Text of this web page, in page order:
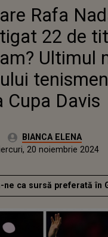
DUPĂ CE A
TITLURI DE
ULTIMUL MECI AL
LEGENDARULUI
FOST LA CUPA
Rafa
22 de
Ultimul
Cupa Davis
Autor:BIANCA ELENA
2024 20 noiembrie 2024
ne ca sursă preferată în